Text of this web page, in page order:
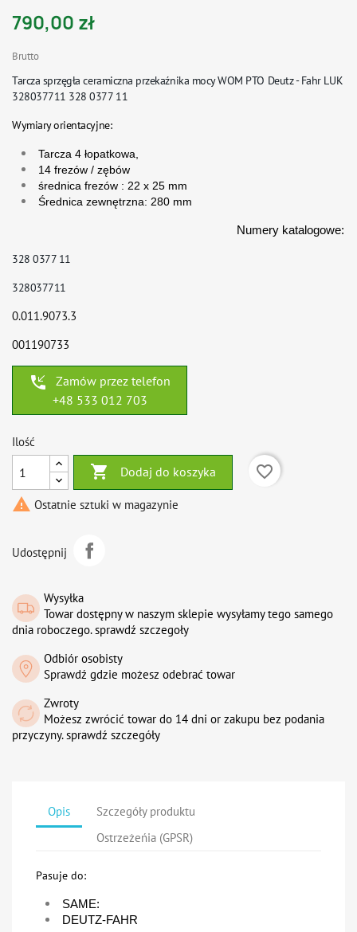
790,00 zł
Brutto
Tarcza sprzęgła ceramiczna przekaźnika mocy WOM PTO Deutz - Fahr LUK
328037711 328 0377 11
Wymiary orientacyjne:
Tarcza 4 łopatkowa,
14 frezów / zębów
średnica frezów : 22 x 25 mm
Średnica zewnętrzna: 280 mm
Numery katalogowe:
328 0377 11
328037711
0.011.9073.3
001190733
phone_callback
Zamów przez telefon
+48 533 012 703
Ilość
 Dodaj do koszyka
favorite_border
 Ostatnie sztuki w magazynie
Udostępnij
Wysyłka
Towar dostępny w naszym sklepie wysyłamy tego samego
dnia roboczego. sprawdź szczegoły
Odbiór osobisty
Sprawdź gdzie możesz odebrać towar
Zwroty
Możesz zwrócić towar do 14 dni or zakupu bez podania
przyczyny. sprawdź szczegóły
Opis
Szczegóły produktu
Ostrzeżeńia (GPSR)
Pasuje do:
SAME:
DEUTZ-FAHR